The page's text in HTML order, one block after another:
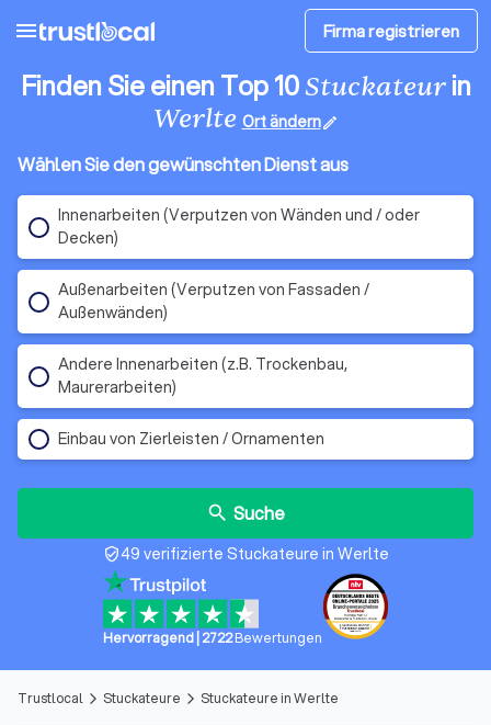
menu Firma registrieren
Finden Sie einen Top 10Stuckateurin
Werlte Ort ändernedit
Wählen Sie den gewünschten Dienst aus
Innenarbeiten (Verputzen von Wänden und / oder
Decken)
Außenarbeiten (Verputzen von Fassaden /
Außenwänden)
Andere Innenarbeiten (z.B. Trockenbau,
Maurerarbeiten)
Einbau von Zierleisten / Ornamenten
search Suche
verified_user49 verifizierte Stuckateure in Werlte
Hervorragend| 2722 Bewertungen
Trustlocal arrow_forward_ios Stuckateure arrow_forward_ios Stuckateure in Werlte